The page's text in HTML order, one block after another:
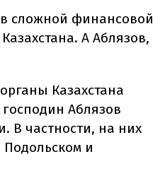
сложной финансовой
А Аблязов,
Казахстана
Аблязов
В частности, на них
и